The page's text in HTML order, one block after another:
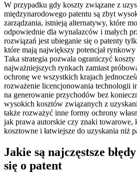
W przypadku gdy koszty związane z
międzynarodowego patentu są zbyt
zarządzania, istnieją alternatywy, które
odpowiednie dla wynalazców i małych
rozwiązań jest ubieganie się o patenty
które mają największy potencjał
Taka strategia pozwala ograniczyć koszty
najważniejszych rynkach zamiast
ochronę we wszystkich krajach
rozważenie licencjonowania technologii
na generowanie przychodów bez
wysokich kosztów związanych z
także rozważyć inne formy ochrony
jak prawa autorskie czy znaki towarowe,
kosztowne i łatwiejsze do uzyskania niż
Jakie są najczęstsze
się o patent